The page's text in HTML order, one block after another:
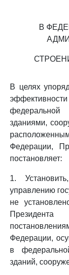
В
В целях
федеральной
зданиями,
Федерации,
постановляет:
1.
управлению
не
Федерации,
в
зданий,